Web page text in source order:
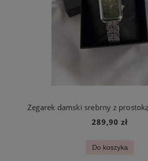
289,90 zł
Do koszyka